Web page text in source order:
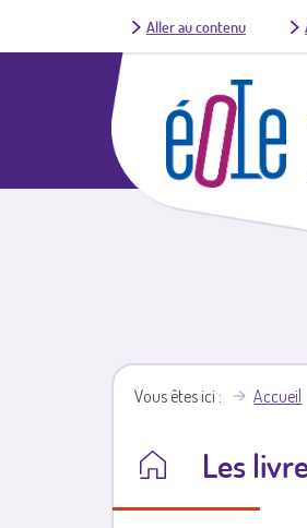
Aller au contenu
Vous êtes ici Accueil
Les